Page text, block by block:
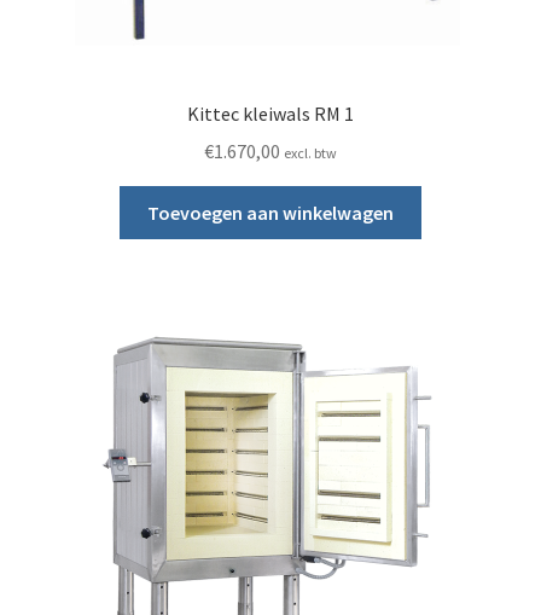
Kittec kleiwals RM 1
€1.670,00 excl. btw
Toevoegen aan winkelwagen